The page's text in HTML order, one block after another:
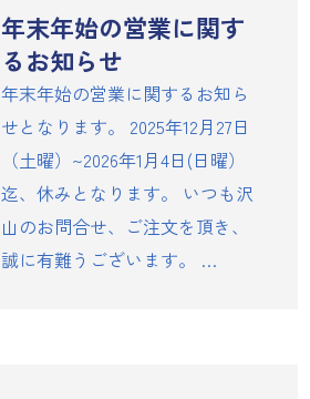
年末年始の営業に関す
るお知らせ
年末年始の営業に関するお知ら
せとなります。 2025年12月27日
（土曜）~2026年1月4日(日曜）
迄、休みとなります。 いつも沢
山のお問合せ、ご注文を頂き、
誠に有難うございます。 …